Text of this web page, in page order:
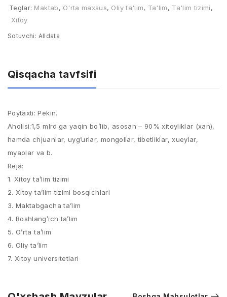
Teglar: Maktab, O'rta maxsus, Oliy ta'lim, Ta'lim, Ta'lim tizimi,
Xitoy
Sotuvchi: Alldata
Qisqacha tavfsifi
Poytaxti: Pekin.
Aholisi:1,5 mlrd.ga yaqin bo’lib, asosan – 90% xitoyliklar (xan),
hamda chjuanlar, uyg’urlar, mongollar, tibetliklar, xueylar,
myaolar va b.
Reja:
1. Xitoy ta’lim tizimi
2. Xitoy ta’lim tizimi bosqichlari
3. Maktabgacha ta’lim
4. Boshlang’ich ta’lim
5. O’rta ta’lim
6. Oliy ta’lim
7. Xitoy universitetlari